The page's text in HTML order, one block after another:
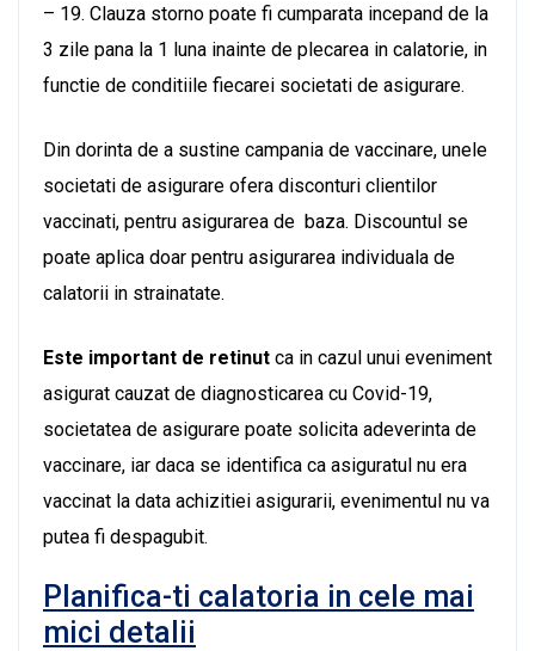
– 19. Clauza storno poate fi cumparata incepand de la
3 zile pana la 1 luna inainte de plecarea in calatorie, in
functie de conditiile fiecarei societati de asigurare.
Din dorinta de a sustine campania de vaccinare, unele
societati de asigurare ofera disconturi clientilor
vaccinati, pentru asigurarea de baza. Discountul se
poate aplica doar pentru asigurarea individuala de
calatorii in strainatate.
Este important de retinut ca in cazul unui eveniment
asigurat cauzat de diagnosticarea cu Covid-19,
societatea de asigurare poate solicita adeverinta de
vaccinare, iar daca se identifica ca asiguratul nu era
vaccinat la data achizitiei asigurarii, evenimentul nu va
putea fi despagubit.
Planifica-ti calatoria in cele mai
mici detalii